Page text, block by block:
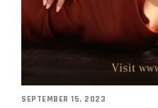
SEPTEMBER 15, 2023